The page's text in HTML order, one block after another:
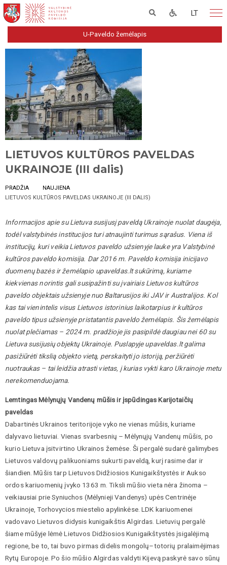
LT
U-Paveldo žemėlapis
LIETUVOS KULTŪROS PAVELDAS
UKRAINOJE (III dalis)
PRADŽIA
NAUJIENA
LIETUVOS KULTŪROS PAVELDAS UKRAINOJE (III DALIS)
Informacijos apie su Lietuva susijusį paveldą Ukrainoje nuolat daugėja,
todėl valstybinės institucijos turi atnaujinti turimus sąrašus. Viena iš
institucijų, kuri veikia Lietuvos paveldo užsienyje lauke yra Valstybinė
kultūros paveldo komisija. Dar 2016 m. Paveldo komisija inicijavo
duomenų bazės ir žemėlapio upaveldas.lt sukūrimą, kuriame
kiekvienas norintis gali susipažinti su įvairiais Lietuvos kultūros
paveldo objektais užsienyje nuo Baltarusijos iki JAV ir Australijos. Kol
kas tai vienintelis visus Lietuvos istorinius laikotarpius ir kultūros
paveldo tipus užsienyje pristatantis paveldo žemėlapis. Šis žemėlapis
nuolat plečiamas – 2024 m. pradžioje jis pasipildė daugiau nei 60 su
Lietuva susijusių objektų Ukrainoje. Puslapyje upaveldas.lt galima
pasižiūrėti tikslią objekto vietą, perskaityti jo istoriją, peržiūrėti
nuotraukas – tai leidžia atrasti vietas, į kurias vykti karo Ukrainoje metu
nerekomenduojama.
Lemtingas Mėlynųjų Vandenų mūšis ir įspūdingas Karijotaičių
paveldas
Dabartinės Ukrainos teritorijoje vyko ne vienas mūšis, kuriame
dalyvavo lietuviai. Vienas svarbesnių – Mėlynųjų Vandenų mūšis, po
kurio Lietuva įsitvirtino Ukrainos žemėse. Ši pergalė sudarė galimybes
Lietuvos valdovų palikuoniams sukurti paveldą, kurį rasime dar ir
šiandien. Mūšis tarp Lietuvos Didžiosios Kunigaikštystės ir Aukso
ordos kariuomenių įvyko 1363 m. Tiksli mūšio vieta nėra žinoma –
veikiausiai prie Syniuchos (Mėlynieji Vandenys) upės Centrinėje
Ukrainoje, Torhovycios miestelio apylinkėse. LDK kariuomenei
vadovavo Lietuvos didysis kunigaikštis Algirdas. Lietuvių pergalė
šiame mūšyje lėmė Lietuvos Didžiosios Kunigaikštystės įsigalėjimą
regione, be to, tai buvo pirmas didelis mongolų–totorių pralaimėjimas
Rytų Europoje. Po šio mūšio Algirdas valdyti Kijevą paskyrė savo sūnų